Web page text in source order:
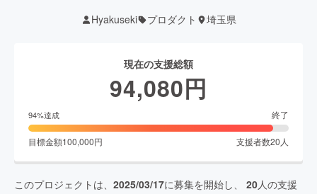
Hyakuseki プロダクト 埼玉県
現在の支援総額
94,080円
94%達成 終了
目標金額100,000円 支援者数20人
このプロジェクトは、 2025/03/17に募集を開始し、 20人の支援